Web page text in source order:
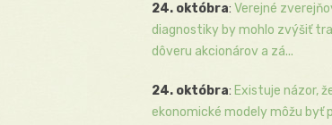
24. októbra: Verejné
diagnostiky by mohlo zvýšiť
dôveru akcionárov a zá...
24. októbra: Existuje názor,
ekonomické modely môžu byť